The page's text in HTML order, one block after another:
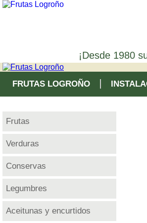
¡Desde 1980
FRUTAS LOGROÑO
Frutas
Verduras
Conservas
Legumbres
Aceitunas y encurtidos